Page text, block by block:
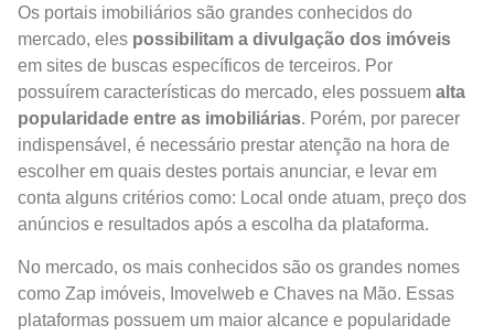
Os portais imobiliários são grandes conhecidos do
mercado, eles possibilitam a divulgação dos imóveis
em sites de buscas específicos de terceiros. Por
possuírem características do mercado, eles possuem alta
popularidade entre as imobiliárias. Porém, por parecer
indispensável, é necessário prestar atenção na hora de
escolher em quais destes portais anunciar, e levar em
conta alguns critérios como: Local onde atuam, preço dos
anúncios e resultados após a escolha da plataforma.
No mercado, os mais conhecidos são os grandes nomes
como Zap imóveis, Imovelweb e Chaves na Mão. Essas
plataformas possuem um maior alcance e popularidade